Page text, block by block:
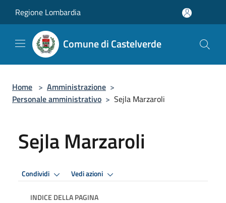
Regione Lombardia
Comune di Castelverde
Home > Amministrazione >
Personale amministrativo > Sejla Marzaroli
Sejla Marzaroli
Condividi Vedi azioni
INDICE DELLA PAGINA